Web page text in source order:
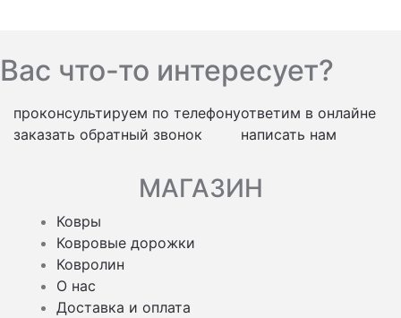
Вас что-то интересует?
проконсультируем по телефону
заказать обратный звонок
ответим в онлайне
написать нам
МАГАЗИН
Ковры
Ковровые дорожки
Ковролин
О нас
Доставка и оплата